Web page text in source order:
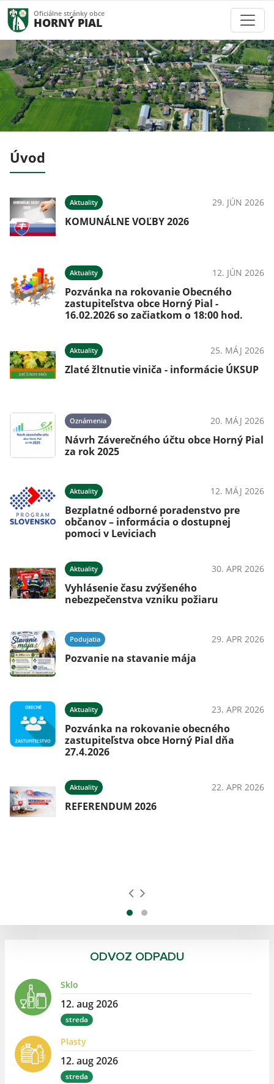
Oficiálne stránky obce
HORNÝ PIAL
Úvod
Aktuality 29. JÚN 2026
KOMUNÁLNE VOĽBY 2026
Aktuality 12. JÚN 2026
Pozvánka na rokovanie Obecného
zastupiteľstva obce Horný Pial -
16.02.2026 so začiatkom o 18:00 hod.
Aktuality 25. MÁJ 2026
Zlaté žltnutie viniča - informácie ÚKSUP
Oznámenia 20. MÁJ 2026
Návrh Záverečného účtu obce Horný Pial
za rok 2025
Aktuality 12. MÁJ 2026
Bezplatné odborné poradenstvo pre
občanov – informácia o dostupnej
pomoci v Leviciach
Aktuality 30. APR 2026
Vyhlásenie času zvýšeného
nebezpečenstva vzniku požiaru
Podujatia 29. APR 2026
Pozvanie na stavanie mája
Aktuality 23. APR 2026
Pozvánka na rokovanie obecného
zastupiteľstva obce Horný Pial dňa
27.4.2026
Aktuality 22. APR 2026
REFERENDUM 2026
ODVOZ ODPADU
Sklo
12. aug 2026
streda
Plasty
12. aug 2026
streda